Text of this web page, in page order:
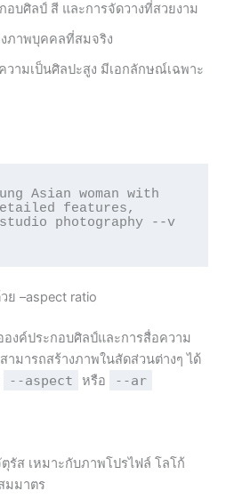
อบศิลป์ สี และการจัดวางที่สวยงาม
ภาพบุคคลที่สมจริง
ามเป็นศิลปะสูง มีเอกลักษณ์เฉพาะ
Asian woman with
features,
photography --v
ย –aspect ratio
งค์ประกอบศิลป์และการสื่อความ
มารถสร้างภาพในสัดส่วนต่างๆ ได้
--aspect หรือ --ar
รัส เหมาะกับภาพโปรไฟล์ โลโก้
มมาตร